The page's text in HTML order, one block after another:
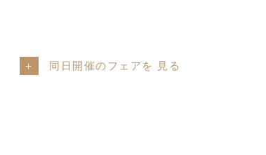
同日開催のフェアを